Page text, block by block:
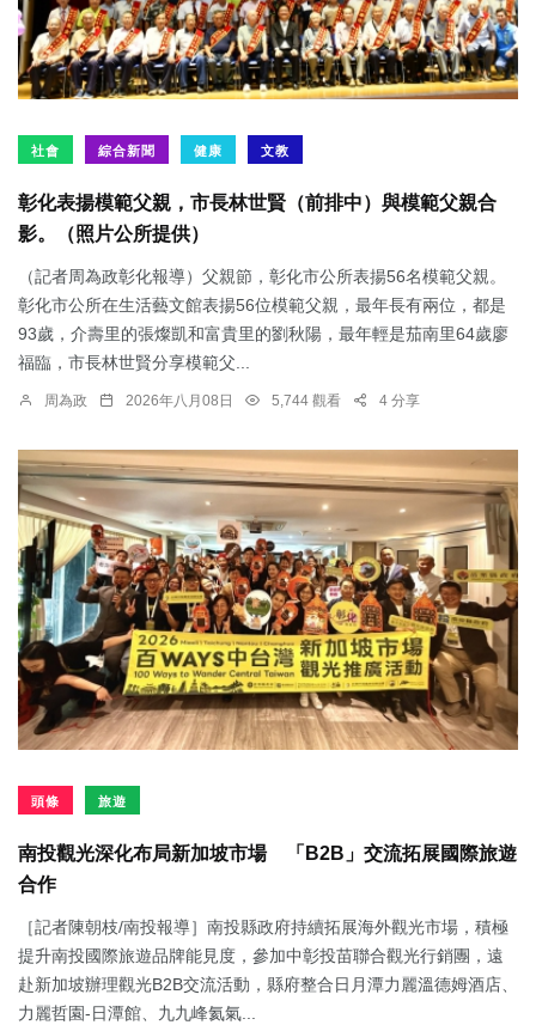
社會 綜合新聞 健康 文教
彰化表揚模範父親，市長林世賢（前排中）與模範父親合
影。（照片公所提供）
（記者周為政彰化報導）父親節，彰化市公所表揚56名模範父親。
彰化市公所在生活藝文館表揚56位模範父親，最年長有兩位，都是
93歲，介壽里的張燦凱和富貴里的劉秋陽，最年輕是茄南里64歲廖
福臨，市長林世賢分享模範父...
周為政 2026年八月08日 5,744 觀看 4 分享
頭條 旅遊
南投觀光深化布局新加坡市場 「B2B」交流拓展國際旅遊
合作
［記者陳朝枝/南投報導］南投縣政府持續拓展海外觀光市場，積極
提升南投國際旅遊品牌能見度，參加中彰投苗聯合觀光行銷團，遠
赴新加坡辦理觀光B2B交流活動，縣府整合日月潭力麗溫德姆酒店、
力麗哲園-日潭館、九九峰氦氣...